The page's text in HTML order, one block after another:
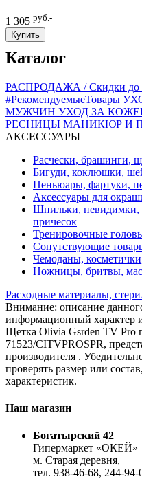
1 305 руб.-
Купить
Каталог
РАСПРОДАЖА / Скидки до
#РекомендуемыеТовары
МУЖЧИН УХОД ЗА
РЕСНИЦЫ МАНИКЮР И
АКСЕССУАРЫ
Расчески, брашинги,
Бигуди, коклюшки,
Пеньюары, фартуки,
Аксессуары для
Шпильки, невидимки,
причесок
Тренировочные
Сопутствующие
Чемоданы,
Ножницы, бритвы,
Расходные материалы,
Внимание: описание
информационный характер
Щетка Olivia Gsrden TV Pro
71523/CITVPROSPR,
производителя .
проверять размер или
характеристик.
Наш магазин
Богатырский 42
Гипермаркет «ОКЕЙ»
м. Старая деревня,
тел. 938-46-68, 244-